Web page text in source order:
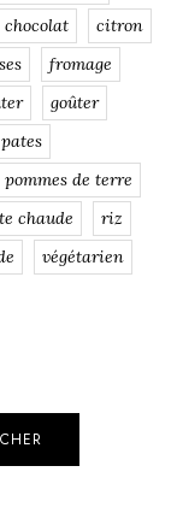
chocolat
citron
fromage
goûter
pates
pommes de terre
chaude
riz
végétarien